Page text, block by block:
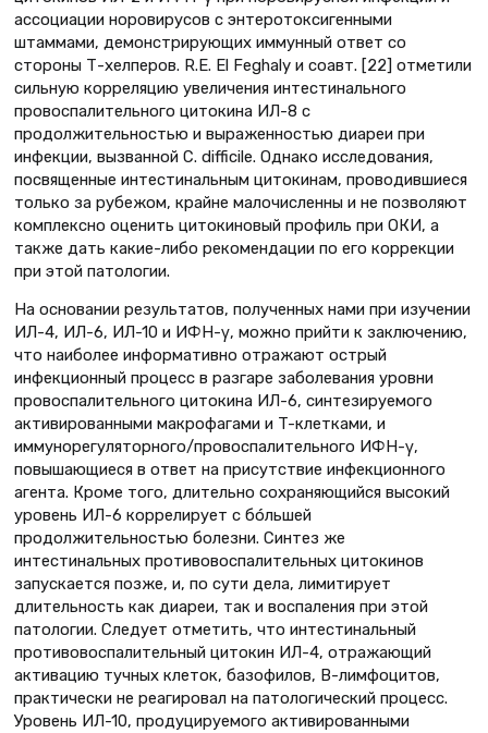
ассоциации норовирусов с энтеротоксигенными
штаммами, демонстрирующих иммунный ответ cо
стороны Т-хелперов. R.E. El Feghaly и cоавт. [22] отметили
сильную корреляцию увеличения интестинального
провоспалительного цитокина ИЛ-8 с
продолжительностью и выраженностью диареи при
инфекции, вызванной C. difficile. Однако исследования,
посвященные интестинальным цитокинам, проводившиеся
только за рубежом, крайне малочисленны и не позволяют
комплексно оценить цитокиновый профиль при ОКИ, а
также дать какие-либо рекомендации по его коррекции
при этой патологии.
На основании результатов, полученных нами при изучении
ИЛ-4, ИЛ-6, ИЛ-10 и ИФН-γ, можно прийти к заключению,
что наиболее информативно отражают острый
инфекционный процесс в разгаре заболевания уровни
провоспалительного цитокина ИЛ-6, синтезируемого
активированными макрофагами и T-клетками, и
иммунорегуляторного/провоспалительного ИФН-γ,
повышающиеся в ответ на присутствие инфекционного
агента. Кроме того, длительно сохраняющийся высокий
уровень ИЛ-6 коррелирует с бóльшей
продолжительностью болезни. Синтез же
интестинальных противовоспалительных цитокинов
запускается позже, и, по сути дела, лимитирует
длительность как диареи, так и воспаления при этой
патологии. Следует отметить, что интестинальный
противовоспалительный цитокин ИЛ-4, отражающий
активацию тучных клеток, базофилов, В-лимфоцитов,
практически не реагировал на патологический процесс.
Уровень ИЛ-10, продуцируемого активированными